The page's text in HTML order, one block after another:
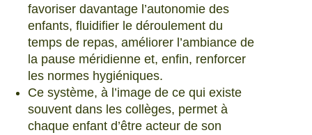
favoriser davantage l’autonomie des
enfants, fluidifier le déroulement du
temps de repas, améliorer l’ambiance de
la pause méridienne et, enfin, renforcer
les normes hygiéniques.
Ce système, à l’image de ce qui existe
souvent dans les collèges, permet à
chaque enfant d’être acteur de son